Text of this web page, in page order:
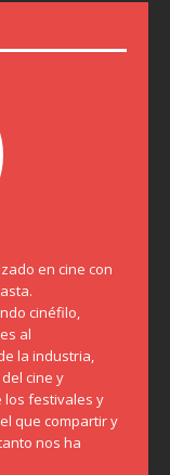
en cine con
cinéfilo,
al
la industria,
cine y
los festivales y
que compartir y
nos ha